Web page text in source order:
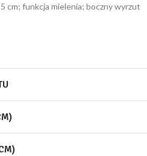
cm; funkcja mielenia; boczny wyrzut